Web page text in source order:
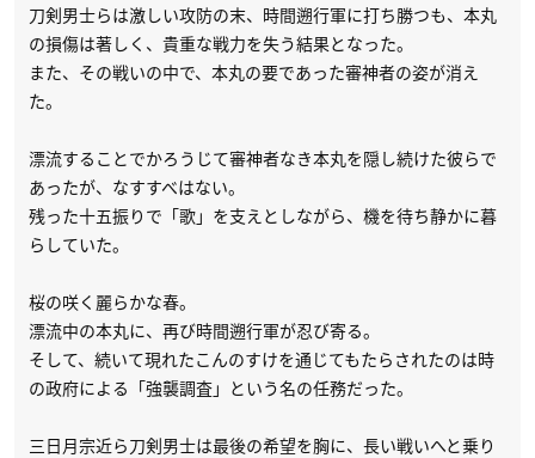
刀剣男士らは激しい攻防の末、時間遡行軍に打ち勝つも、本丸
の損傷は著しく、貴重な戦力を失う結果となった。
また、その戦いの中で、本丸の要であった審神者の姿が消え
た。
漂流することでかろうじて審神者なき本丸を隠し続けた彼らで
あったが、なすすべはない。
残った十五振りで「歌」を支えとしながら、機を待ち静かに暮
らしていた。
桜の咲く麗らかな春。
漂流中の本丸に、再び時間遡行軍が忍び寄る。
そして、続いて現れたこんのすけを通じてもたらされたのは時
の政府による「強襲調査」という名の任務だった。
三日月宗近ら刀剣男士は最後の希望を胸に、長い戦いへと乗り